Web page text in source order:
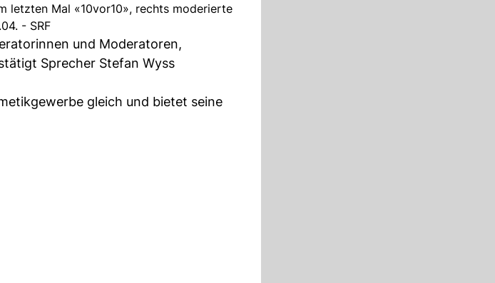
letzten Mal «10vor10», rechts moderierte
- SRF
und Moderatoren,
Sprecher Stefan Wyss
gleich und bietet seine